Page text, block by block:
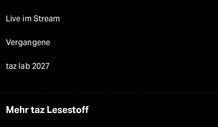
Live im Stream
Vergangene
taz lab 2027
Mehr taz Lesestoff